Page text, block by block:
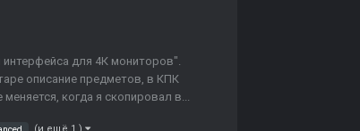
интерфейса для 4К мониторов".
описание предметов, в КПК
когда я скопировал в...